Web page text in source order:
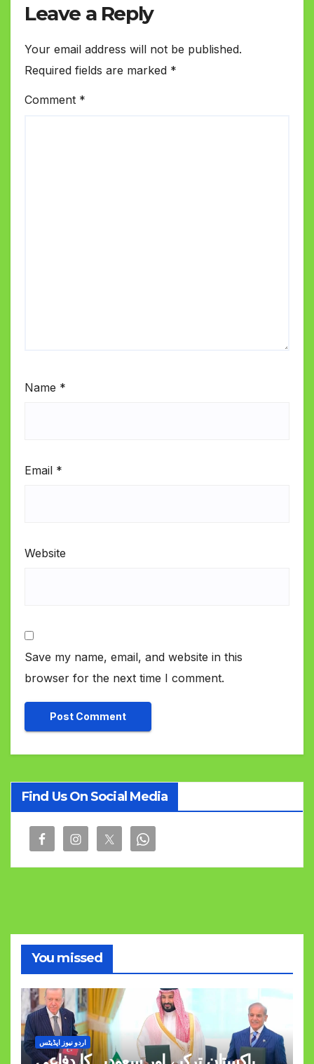
Leave a Reply
Your email address will not be published.
Required fields are marked *
Comment *
Name *
Email *
Website
Save my name, email, and website in this
browser for the next time I comment.
Find Us On Social Media
You missed
اردو نیوز اپڈیٹس